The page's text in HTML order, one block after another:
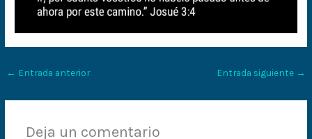
← Entrada anterior Entrada siguiente →
Deja un comentario